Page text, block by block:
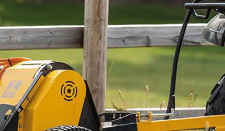
HANDVINSCH MED LÅS
TILL VINSCHKRAN
Handvinsch med lås till vinschkran
Läs mer
988 kr